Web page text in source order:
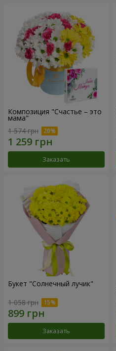
Композиция "Счастье – это
мама"
1 574 грн
Заказать
Букет "Солнечный лучик"
1 058 грн
Заказать